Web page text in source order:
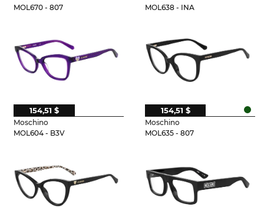
MOL670 - 807
MOL638 - INA
Moschino
MOL604 - B3V
154,51 $
Moschino
MOL635 - 807
154,51 $